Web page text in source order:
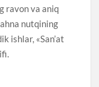
ravon va aniq
nutqining
ishlar, «San’at